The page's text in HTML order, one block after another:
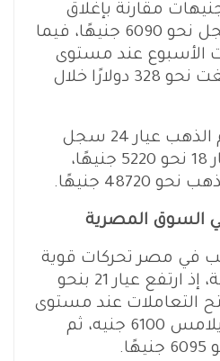
21 تراجع بنحو 5 جنيهات مقارنة بإغلاق
تعاملات أمس، ليسجل نحو 6090 جنيهًا، فيما
الأسبوع عند مستوى
4342 دولارًا، بزيادة بلغت نحو 328 دولارًا خلال
وأضاف أن سعر جرام الذهب عيار 24 سجل
نحو 6960 جنيهًا، وعيار 18 نحو 5220 جنيهًا،
جنيهًا.
في مصر تحركات قوية
خلال تعاملات الجمعة، إذ ارتفع عيار 21 بنحو
التعاملات عند مستوى
5970 جنيهًا، قبل أن يلامس 6100 جنيه، ثم